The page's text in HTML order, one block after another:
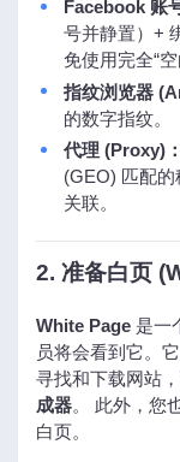
Facebook 账
号并静置）+
免使用完全“空
指纹浏览器
的数字指纹。
代理 (Proxy)：
(GEO) 匹配
关联。
2. 准备白页
White Page 是一
员将会看到它。
寻找和下载网站
成器。 此外，您
白页。